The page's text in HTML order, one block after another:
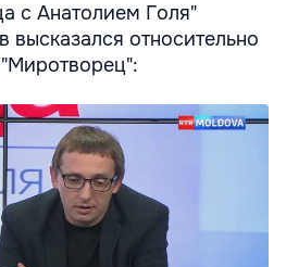
с Анатолием Голя"
относительно